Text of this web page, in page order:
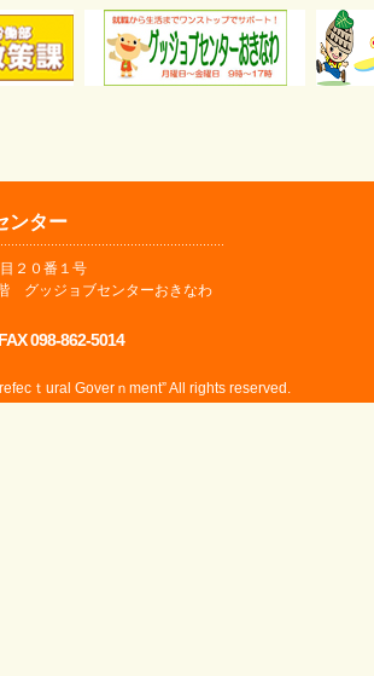
ンター
２０番１号
グッジョブセンターおきなわ
098-862-5014
ｔural Goverｎment” All rights reserved.